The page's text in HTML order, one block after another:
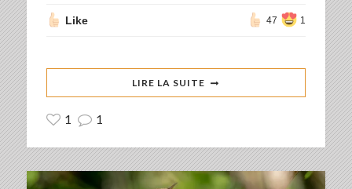
Like 47 1
LIRE LA SUITE
1 1